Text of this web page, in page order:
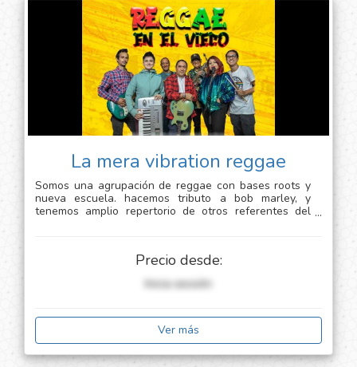
La mera vibration reggae
Somos una agrupación de reggae con bases roots y
nueva escuela. hacemos tributo a bob marley, y
tenemos amplio repertorio de otros referentes del
la ciudad de medellín. síguenos en redes sociales:
Precio desde:
Inicia sessión
Ver más